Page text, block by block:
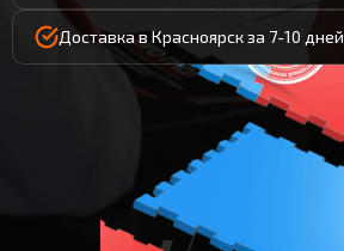
Доставка в Красноярск за 7-10 дней